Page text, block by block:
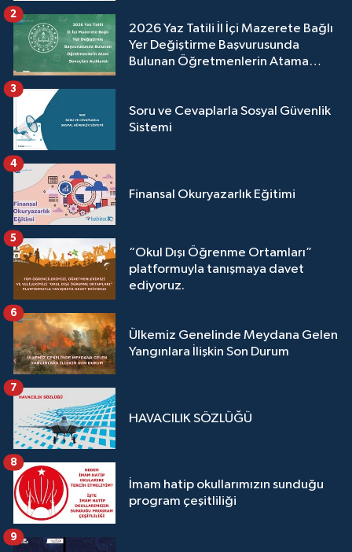
2026 Yaz Tatili İl İçi Mazerete Bağlı
Yer Değiştirme Başvurusunda
Bulunan Öğretmenlerin Atama
2
Soru ve Cevaplarla Sosyal Güvenlik
Sistemi
3
Finansal Okuryazarlık Eğitimi
4
“Okul Dışı Öğrenme Ortamları”
platformuyla tanışmaya davet
ediyoruz.
5
Ülkemiz Genelinde Meydana Gelen
Yangınlara İlişkin Son Durum
6
HAVACILIK SÖZLÜĞÜ
7
İmam hatip okullarımızın sunduğu
program çeşitliliği
8
9